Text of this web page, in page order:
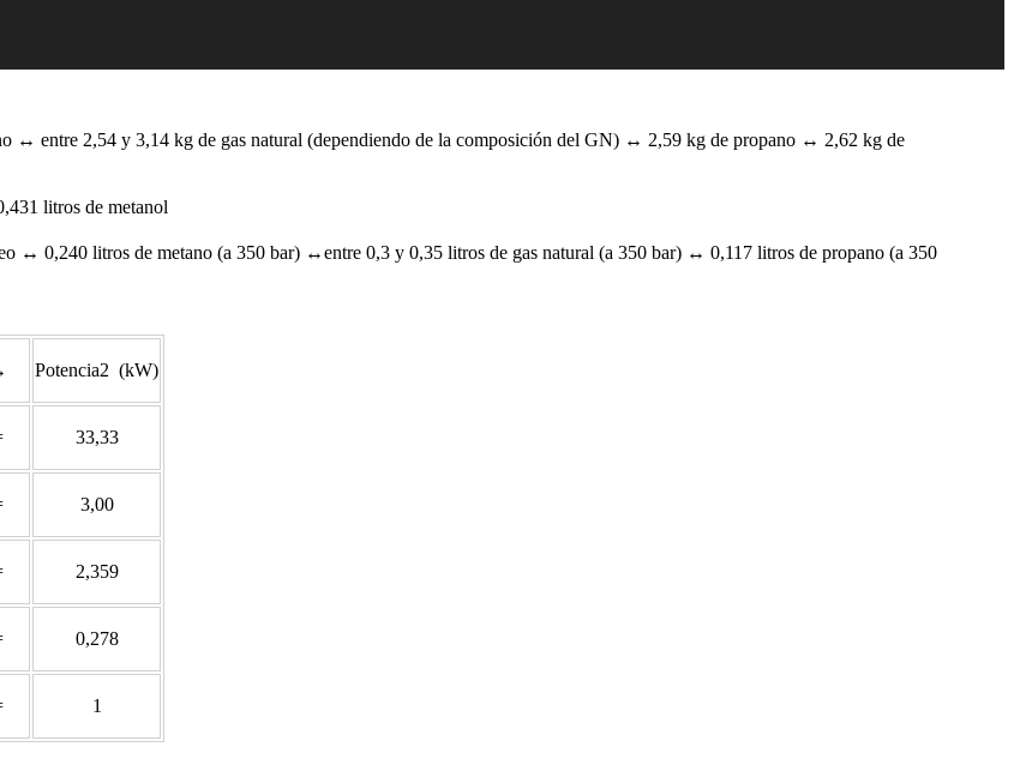
entre 2,54 y 3,14 kg de gas natural (dependiendo de la composición del GN) ↔ 2,59 kg de propano ↔ 2,62 kg de
litros de metanol
↔ 0,240 litros de metano (a 350 bar) ↔entre 0,3 y 0,35 litros de gas natural (a 350 bar) ↔ 0,117 litros de propano (a 350
Potencia2 (kW)
33,33
3,00
2,359
0,278
1